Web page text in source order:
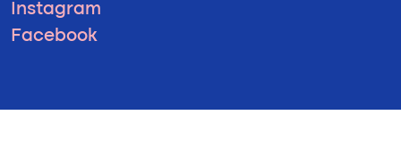
Instagram
Facebook